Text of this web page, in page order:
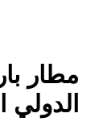
الدولي